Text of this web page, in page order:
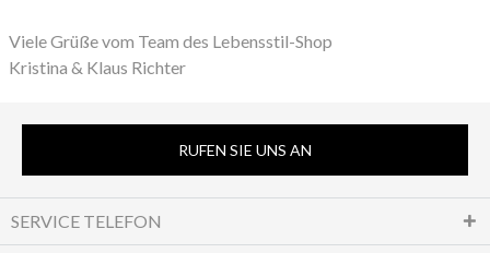
Viele Grüße vom Team des Lebensstil-Shop
Kristina & Klaus Richter
RUFEN SIE UNS AN
SERVICE TELEFON